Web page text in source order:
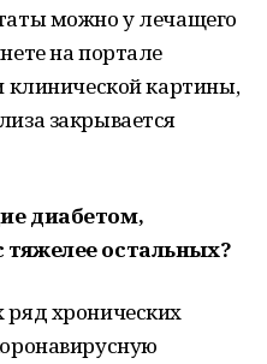
можно у лечащего
на портале
клинической картины,
закрывается
диабетом,
тяжелее остальных?
хронических